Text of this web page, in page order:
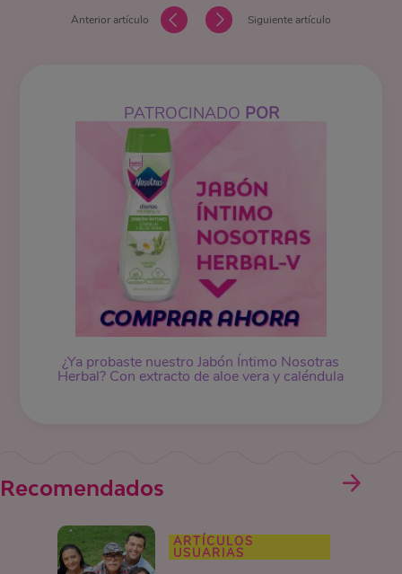
Anterior artículo Siguiente artículo
PATROCINADO POR
¿Ya probaste nuestroJabón Íntimo Nosotras
Herbal? Con extracto de aloe vera y caléndula
Recomendados
ARTÍCULOS
USUARIAS